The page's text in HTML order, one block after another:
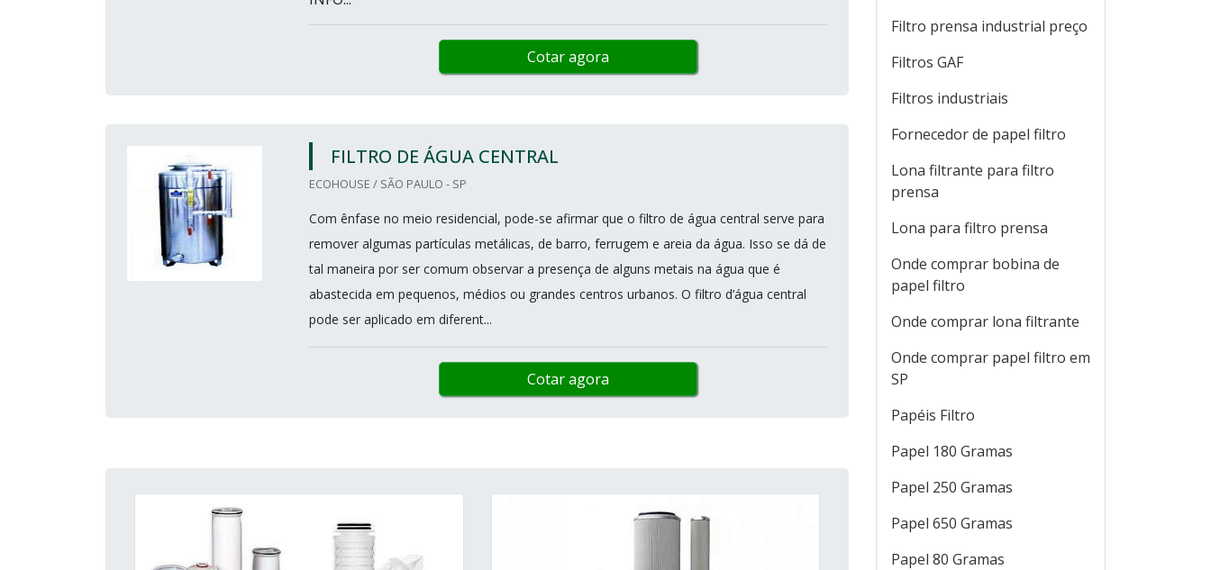
Cotar agora
FILTRO DE ÁGUA CENTRAL
ECOHOUSE / SÃO PAULO - SP
Com ênfase no meio residencial, pode-se afirmar que o filtro de água central serve para
remover algumas partículas metálicas, de barro, ferrugem e areia da água. Isso se dá de
tal maneira por ser comum observar a presença de alguns metais na água que é
abastecida em pequenos, médios ou grandes centros urbanos. O filtro d’água central
pode ser aplicado em diferent...
Cotar agora
Filtro prensa industrial preço
Filtros GAF
Filtros industriais
Fornecedor de papel filtro
Lona filtrante para filtro
prensa
Lona para filtro prensa
Onde comprar bobina de
papel filtro
Onde comprar lona filtrante
Onde comprar papel filtro em
SP
Papéis Filtro
Papel 180 Gramas
Papel 250 Gramas
Papel 650 Gramas
Papel 80 Gramas